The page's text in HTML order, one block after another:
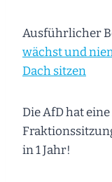
Ausführlicher
wächst und
Dach sitzen
Die AfD hat
in 1 Jahr!